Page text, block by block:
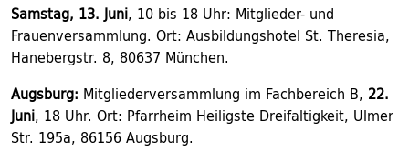
Samstag, 13. Juni, 10 bis 18 Uhr: Mitglieder- und
Frauenversammlung. Ort: Ausbildungshotel St. Theresia,
Hanebergstr. 8, 80637 München.
Augsburg: Mitgliederversammlung im Fachbereich B, 22.
Juni, 18 Uhr. Ort: Pfarrheim Heiligste Dreifaltigkeit, Ulmer
Str. 195a, 86156 Augsburg.